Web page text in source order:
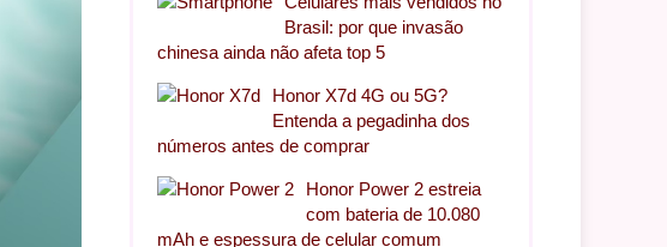
Brasil: por que invasão
chinesa ainda não afeta top 5
Honor X7d 4G ou 5G?
Entenda a pegadinha dos
números antes de comprar
Honor Power 2 estreia
com bateria de 10.080
mAh e espessura de celular comum